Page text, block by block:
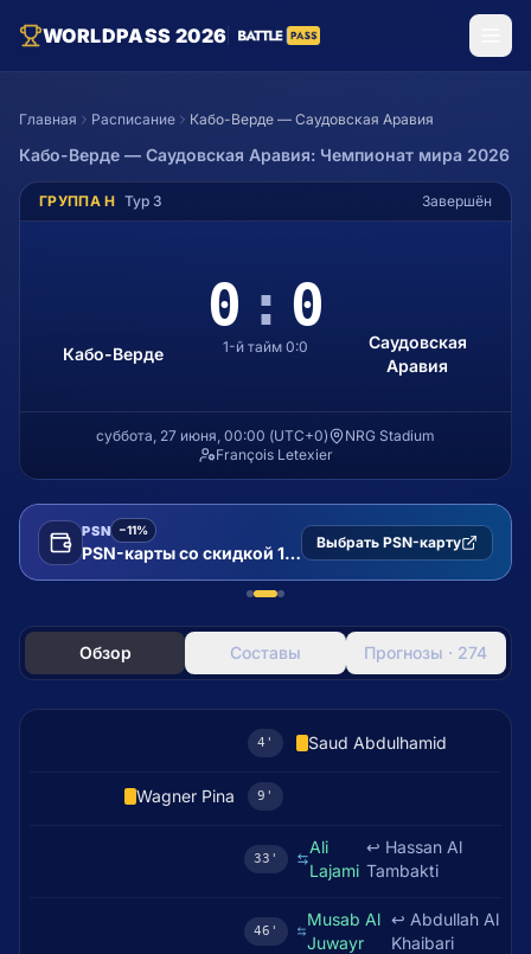
WORLDPASS 2026
Главная Расписание Кабо-Верде — Саудовская Аравия
Кабо-Верде — Саудовская Аравия: Чемпионат мира 2026
ГРУППА H Тур 3 Завершён
Кабо-Верде
0 : 0
1-й тайм 0:0
Саудовская
Аравия
суббота, 27 июня, 00:00 (UTC+0)
NRG Stadium
François Letexier
PSN −11%
PSN-карты со скидкой 11%
Выбрать PSN-карту
Обзор Составы Прогнозы · 274
4' Saud Abdulhamid
Wagner Pina 9'
33'
Ali
Lajami
↩ Hassan Al
Tambakti
46'
Musab Al
Juwayr
↩ Abdullah Al
Khaibari